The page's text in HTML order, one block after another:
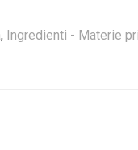
, Ingredienti - Materie